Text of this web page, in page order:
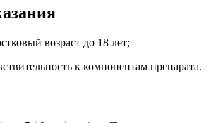
возраст до 18 лет;
к компонентам препарата.